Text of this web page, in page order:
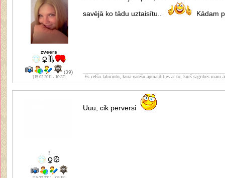
zveers
(39)
[15.02.2011 - 10:32]
savējā ko tādu uztaisītu..
Kādam
Es celšu labirintu, kurā varēšu apmaldīties ar to, kurš sagribēs mani
!
Uuu, cik perversi